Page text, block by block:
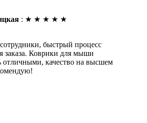
: ★ ★ ★ ★ ★
быстрый процесс
заказа. Коврики для мыши
отличными, качество на высшем